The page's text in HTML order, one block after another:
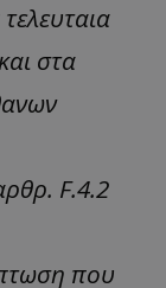
στα
F.4.2
που